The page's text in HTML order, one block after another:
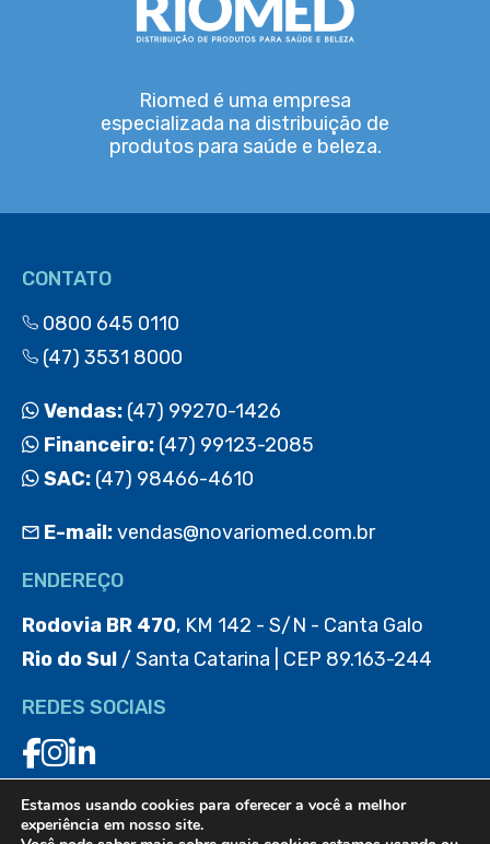
Riomed é uma empresa
especializada na distribuição de
produtos para saúde e beleza.
CONTATO
0800 645 0110
(47) 3531 8000
Vendas: (47) 99270-1426
Financeiro: (47) 99123-2085
SAC: (47) 98466-4610
E-mail:vendas@novariomed.com.br
ENDEREÇO
Rodovia BR 470, KM 142 - S/N - Canta Galo
Rio do Sul / Santa Catarina | CEP 89.163-244
REDES SOCIAIS
BAIXE O APP
Estamos usando cookies para oferecer a você a melhor
experiência em nosso site.